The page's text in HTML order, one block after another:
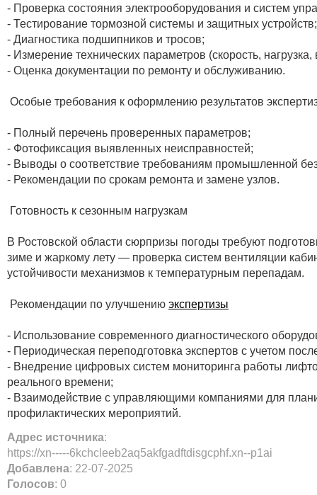
- Проверка состояния электрооборудования и систем
- Тестирование тормозной системы и защитных устройств;
- Диагностика подшипников и тросов;
- Измерение технических параметров (скорость,
- Оценка документации по ремонту и обслуживанию.
Особые требования к оформлению результатов
- Полный перечень проверенных параметров;
- Фотофиксация выявленных неисправностей;
- Выводы о соответствие требованиям промышленной
- Рекомендации по срокам ремонта и замене узлов.
Готовность к сезонным нагрузкам
В Ростовской области сюрпризы погоды требуют
зиме и жаркому лету — проверка систем вентиляции
устойчивости механизмов к температурным перепадам.
Рекомендации по улучшению экспертизы
- Использование современного диагностического
- Периодическая переподготовка экспертов с учетом
- Внедрение цифровых систем мониторинга работы
реального времени;
- Взаимодействие с управляющими компаниями для
профилактических мероприятий.
Адрес источника:
https://xn-----6kchcleeb2aq5akfgadftdisgcphf.xn--p1ai
Добавлена: 22-07-2025
Голосов: 0